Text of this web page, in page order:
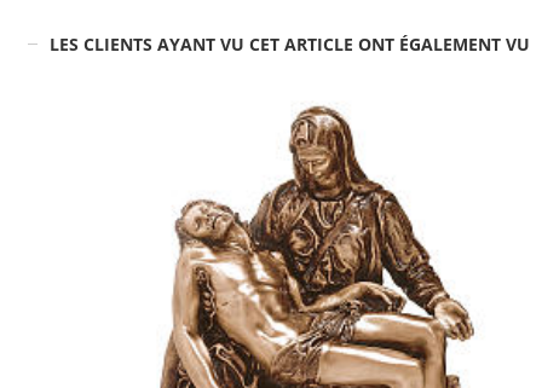
LES CLIENTS AYANT VU CET ARTICLE ONT ÉGALEMENT VU